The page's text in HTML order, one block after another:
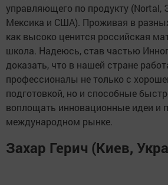
управляющего по продукту (Nortal,
Мексика и США). Проживая в
как высоко ценится российская
школа. Надеюсь, став частью
доказать, что в нашей стране
профессионалы не только с
подготовкой, но и способные
воплощать инновационные идеи и
международном рынке.
Захар Герич (Киев,